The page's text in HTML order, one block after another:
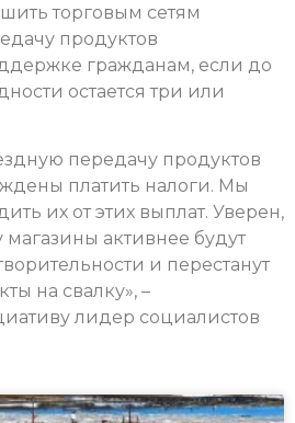
торговым сетям
продуктов
гражданам, если до
остается три или
передачу продуктов
платить налоги. Мы
их от этих выплат. Уверен,
магазины активнее будут
и перестанут
на свалку», –
лидер социалистов